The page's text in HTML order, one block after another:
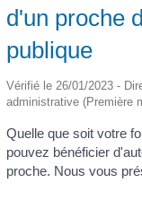
d'un proche
publique
Vérifié le 26/01/2023 -
administrative (Première
Quelle que soit votre
pouvez bénéficier
proche. Nous vous